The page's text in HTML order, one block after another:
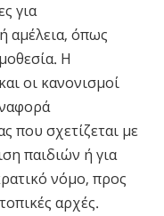
για
αμέλεια, όπως
Η
οι κανονισμοί
που σχετίζεται με
παιδιών ή για
νόμο, προς
αρχές.